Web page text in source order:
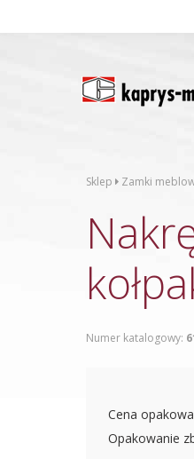
Sklep Zamki
Numer katalogowy:
Cena
Opakowanie